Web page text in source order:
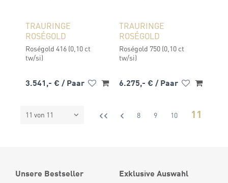
TRAURINGE
ROSÉGOLD
Roségold 416 (0,10 ct
tw/si)
3.541,- € / Paar
TRAURINGE
ROSÉGOLD
Roségold 750 (0,10 ct
tw/si)
6.275,- € / Paar
11 von 11 8 9 10 11
Unsere Bestseller Exklusive Auswahl